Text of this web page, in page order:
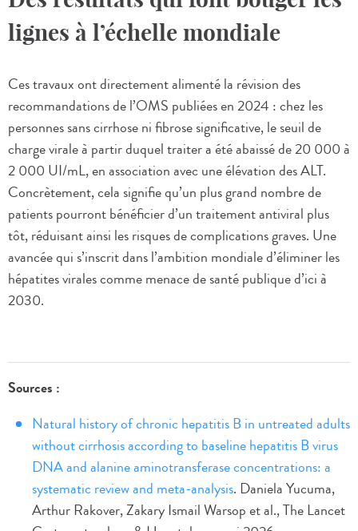
lignes à l’échelle mondiale
Ces travaux ont directement alimenté la révision des
recommandations de l’OMS publiées en 2024 : chez les
personnes sans cirrhose ni fibrose significative, le seuil de
charge virale à partir duquel traiter a été abaissé de 20 000 à
2 000 UI/mL, en association avec une élévation des ALT.
Concrètement, cela signifie qu’un plus grand nombre de
patients pourront bénéficier d’un traitement antiviral plus
tôt, réduisant ainsi les risques de complications graves. Une
avancée qui s’inscrit dans l’ambition mondiale d’éliminer les
hépatites virales comme menace de santé publique d’ici à
2030.
Sources :
Natural history of chronic hepatitis B in untreated adults
without cirrhosis according to baseline hepatitis B virus
DNA and alanine aminotransferase concentrations: a
systematic review and meta-analysis. Daniela Yucuma,
Arthur Rakover, Zakary Ismail Warsop et al., The Lancet